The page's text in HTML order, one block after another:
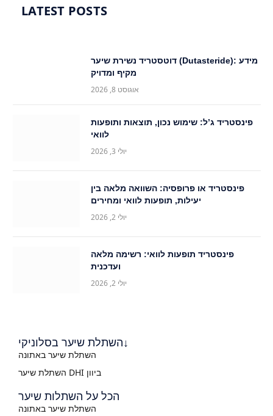
LATEST POSTS
דוטסטריד נשירת שיער (Dutasteride): מידע
מקיף ומדויק
אוגוסט 8, 2026
פינסטריד ג’ל: שימוש נכון, תוצאות ותופעות
לוואי
יולי 3, 2026
פינסטריד או פרופסיה: השוואה מלאה בין
יעילות, תופעות לוואי ומחירים
יולי 2, 2026
פינסטריד תופעות לוואי: רשימה מלאה
ועדכנית
יולי 2, 2026
השתלת שיער בסלוניקי↓
השתלת שיער באתונה
השתלת שיער DHI ביוון
הכל על השתלות שיער
השתלת שיער באתונה